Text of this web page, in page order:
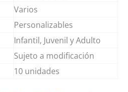
Varios
Personalizables
Infantil, Juvenil y Adulto
Sujeto a modificación
10 unidades